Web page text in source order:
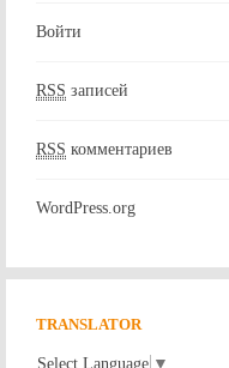
Войти
RSS записей
RSS комментариев
WordPress.org
TRANSLATOR
Select Language ▼